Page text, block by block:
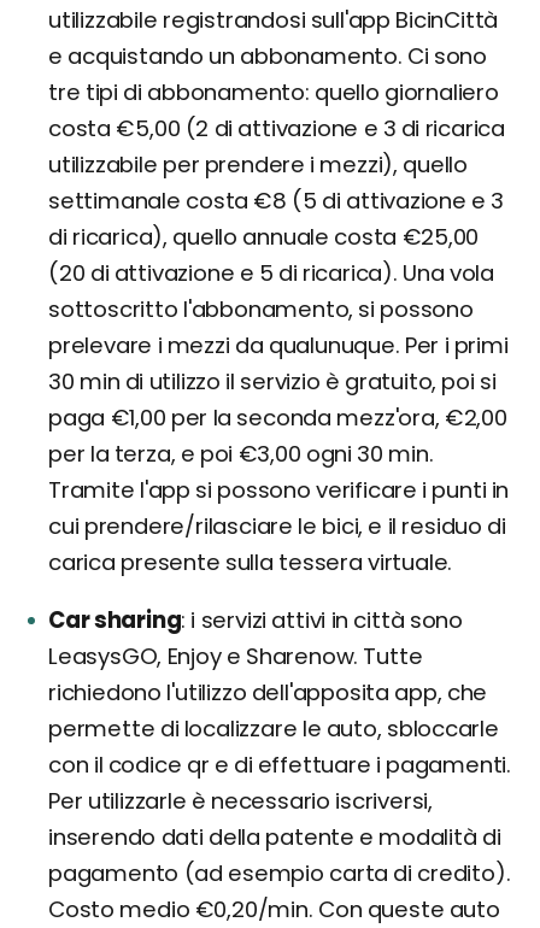
utilizzabile registrandosi sull'app BicinCittà
e acquistando un abbonamento. Ci sono
tre tipi di abbonamento: quello giornaliero
costa €5,00 (2 di attivazione e 3 di ricarica
utilizzabile per prendere i mezzi), quello
settimanale costa €8 (5 di attivazione e 3
di ricarica), quello annuale costa €25,00
(20 di attivazione e 5 di ricarica). Una vola
sottoscritto l'abbonamento, si possono
prelevare i mezzi da qualunuque. Per i primi
30 min di utilizzo il servizio è gratuito, poi si
paga €1,00 per la seconda mezz'ora, €2,00
per la terza, e poi €3,00 ogni 30 min.
Tramite l'app si possono verificare i punti in
cui prendere/rilasciare le bici, e il residuo di
carica presente sulla tessera virtuale.
Car sharing i servizi attivi in città sono
LeasysGO, Enjoy e Sharenow. Tutte
richiedono l'utilizzo dell'apposita app, che
permette di localizzare le auto, sbloccarle
con il codice qr e di effettuare i pagamenti.
Per utilizzarle è necessario iscriversi,
inserendo dati della patente e modalità di
pagamento (ad esempio carta di credito).
Costo medio €0,20/min. Con queste auto